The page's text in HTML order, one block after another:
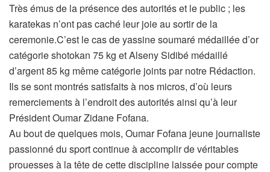
Très émus de la présence des autorités et le public ; les
karatekas n’ont pas caché leur joie au sortir de la
ceremonie.C’est le cas de yassine soumaré médaillée d’or
catégorie shotokan 75 kg et Alseny Sidibé médaillé
d’argent 85 kg même catégorie joints par notre Rédaction.
Ils se sont montrés satisfaits à nos micros, d’où leurs
remerciements à l’endroit des autorités ainsi qu’à leur
Président Oumar Zidane Fofana.
Au bout de quelques mois, Oumar Fofana jeune journaliste
passionné du sport continue à accomplir de véritables
prouesses à la tête de cette discipline laissée pour compte